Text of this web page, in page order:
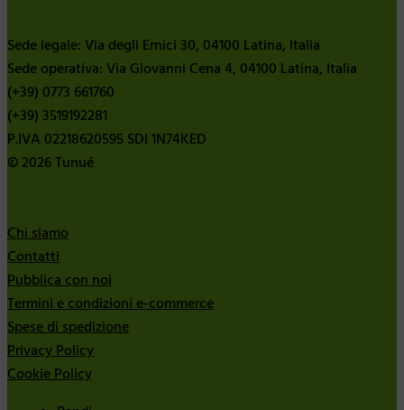
Sede legale: Via degli Ernici 30, 04100 Latina, Italia
Sede operativa: Via Giovanni Cena 4, 04100 Latina, Italia
(+39) 0773 661760
(+39) 3519192281
P.IVA 02218620595 SDI 1N74KED
© 2026 Tunué
Chi siamo
Contatti
Pubblica con noi
Termini e condizioni e-commerce
Spese di spedizione
Privacy Policy
Cookie Policy